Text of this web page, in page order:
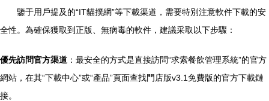
鑒于用戶提及的“IT貓撲網”等下載渠道，需要特別注意軟件下載的安
全性。為確保獲取到正版、無病毒的軟件，建議采取以下步驟：
優先訪問官方渠道 ：最安全的方式是直接訪問“求索餐飲管理系統”的官方
網站，在其“下載中心”或“產品”頁面查找門店版v3.1免費版的官方下載鏈
接。